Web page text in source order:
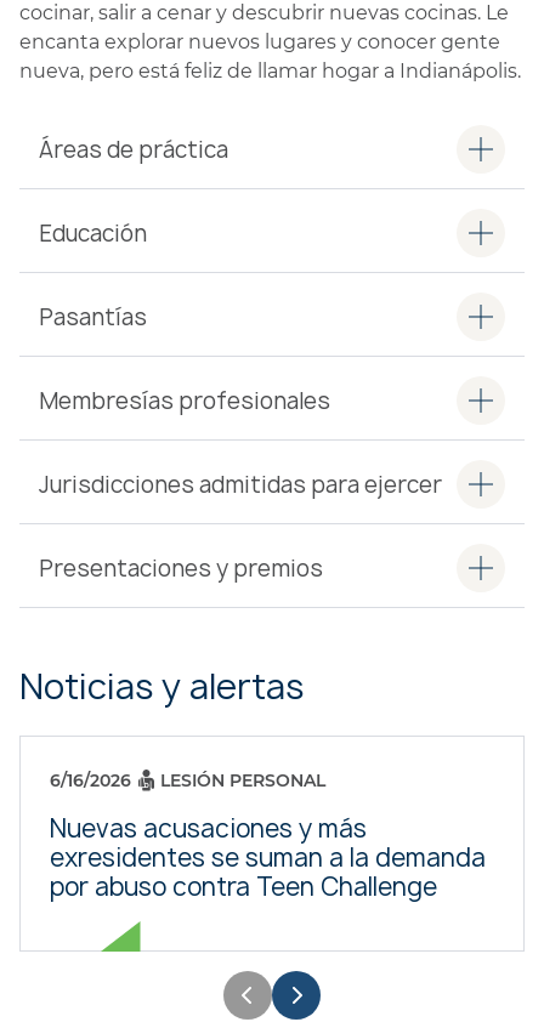
cocinar, salir a cenar y descubrir nuevas cocinas. Le
encanta explorar nuevos lugares y conocer gente
nueva, pero está feliz de llamar hogar a Indianápolis.
Áreas de práctica
Educación
Pasantías
Membresías profesionales
Jurisdicciones admitidas para ejercer
Presentaciones y premios
Noticias y alertas
6/16/2026 LESIÓN PERSONAL
Nuevas acusaciones y más
exresidentes se suman a la demanda
por abuso contra Teen Challenge